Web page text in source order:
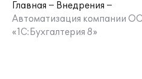
Главная
Внедрения
Автоматизация компании
«1С:Бухгалтерия 8»